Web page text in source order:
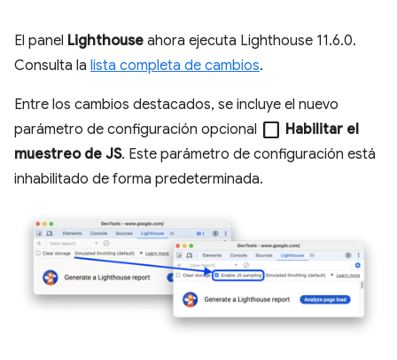
El panel Lighthouse ahora ejecuta Lighthouse 11.6.0.
Consulta la lista completa de cambios.
Entre los cambios destacados, se incluye el nuevo
parámetro de configuración opcional check_box_outline_blank Habilitar el
muestreo de JS. Este parámetro de configuración está
inhabilitado de forma predeterminada.